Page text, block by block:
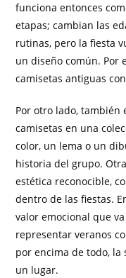
funciona entonces
etapas; cambian las
rutinas, pero la fiesta
un diseño común. Por
camisetas antiguas
Por otro lado, también
camisetas en una
color, un lema o un
historia del grupo.
estética reconocible,
dentro de las fiestas.
valor emocional que
representar veranos
por encima de todo, la
un lugar.